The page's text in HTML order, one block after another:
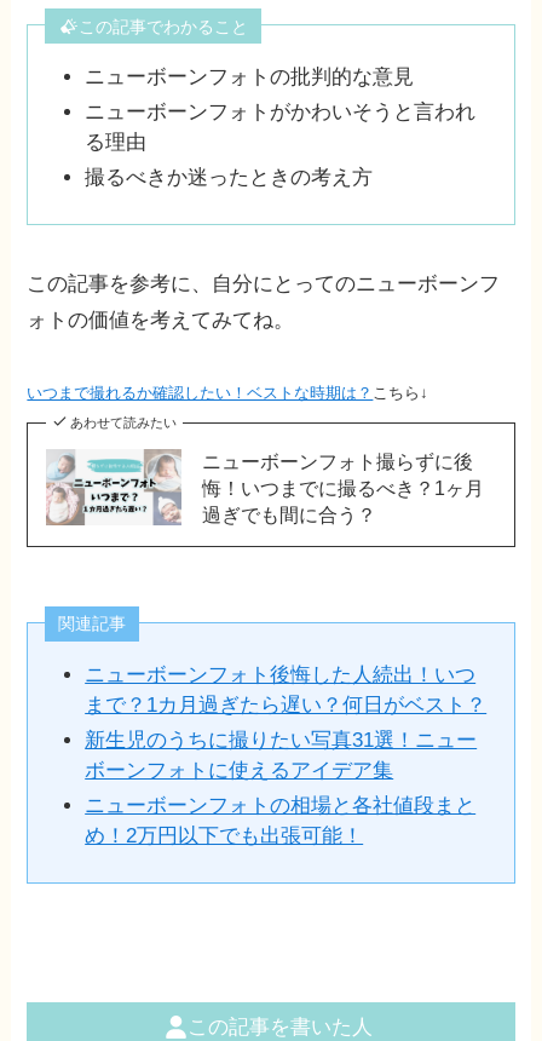
この記事でわかること
ニューボーンフォトの批判的な意見
ニューボーンフォトがかわいそうと言われ
る理由
撮るべきか迷ったときの考え方
この記事を参考に、自分にとってのニューボーンフ
ォトの価値を考えてみてね。
いつまで撮れるか確認したい！ベストな時期は？ こちら↓
あわせて読みたい
ニューボーンフォト撮らずに後
悔！いつまでに撮るべき？1ヶ月
過ぎでも間に合う？
関連記事
ニューボーンフォト後悔した人続出！いつ
まで？1カ月過ぎたら遅い？何日がベスト？
新生児のうちに撮りたい写真31選！ニュー
ボーンフォトに使えるアイデア集
ニューボーンフォトの相場と各社値段まと
め！2万円以下でも出張可能！
この記事を書いた人